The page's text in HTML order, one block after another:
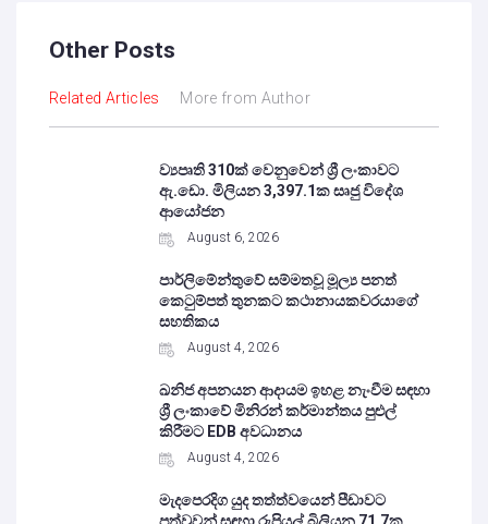
Other Posts
Related Articles More from Author
ව්‍යපෘති 310ක් වෙනුවෙන් ශ්‍රී ලංකාවට
ඇ.ඩො. මිලියන 3,397.1ක සෘජු විදේශ
ආයෝජන
August 6, 2026
පාර්ලිමේන්තුවේ සම්මතවූ මූල්‍ය පනත්
කෙටුම්පත් තුනකට කථානායකවරයාගේ
සහතිකය
August 4, 2026
ඛනිජ අපනයන ආදායම ඉහළ නැංවීම සඳහා
ශ්‍රී ලංකාවේ මිනිරන් කර්මාන්තය පුළුල්
කිරීමට EDB අවධානය
August 4, 2026
මැදපෙරදිග යුද තත්ත්වයෙන් පීඩාවට